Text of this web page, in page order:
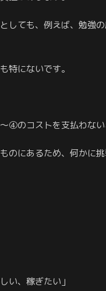
しても、例えば、勉強
特にないです。
④のコストを支払わない
のにあるため、何かに
い、稼ぎたい」